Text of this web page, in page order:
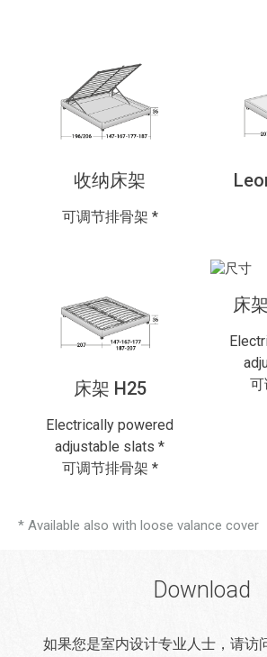
收纳床架
可调节排骨架 *
床架 H25
Electrically powered
adjustable slats *
可调节排骨架 *
床
* Available also with loose valance cover
Download
如果您是室内设计专业人士，请访